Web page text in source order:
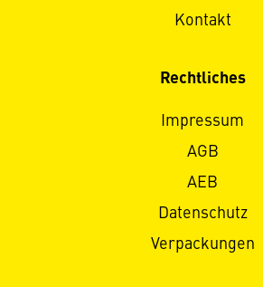
Kontakt
Rechtliches
Impressum
AGB
AEB
Datenschutz
Verpackungen